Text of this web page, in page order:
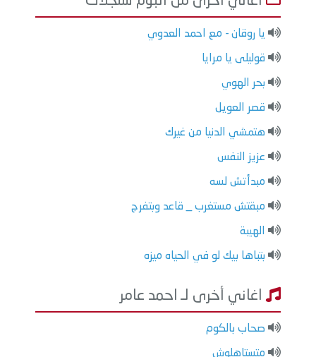
يا روقان - مع احمد العدوي
قوليلى يا مرايا
بحر الهوي
قصر العويل
هتمشي الدنيا من غيرك
عزيز النفس
مبدأتش لسه
مبقتش مستغرب _ قاعد وبتفرج
الهيبة
بتباها بيك لو في الحياه ميزه
اغاني أخرى لـ احمد عامر
صحاب بالكوم
متستاهلوش